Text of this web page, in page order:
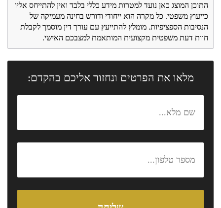
התוכן המוצג כאן נועד למטרות מידע כללי בלבד ואין להתייחס אליו
כייעוץ משפטי. כל מקרה הוא ייחודי ודורש בחינה מעמיקה של
הנסיבות הספציפיות. מומלץ להתייעץ עם עורך דין מוסמך לקבלת
חוות דעת משפטית מקצועית המותאמת למצבכם האישי.
מלאו את הפרטים ונחזור אליכם בהקדם: